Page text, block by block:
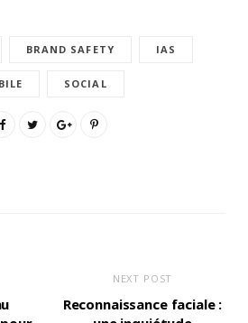
BRAND SAFETY IAS
SOCIAL
NEXT POST
Reconnaissance faciale :